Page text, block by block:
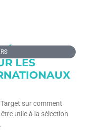
LES
sur comment
utile à la sélection